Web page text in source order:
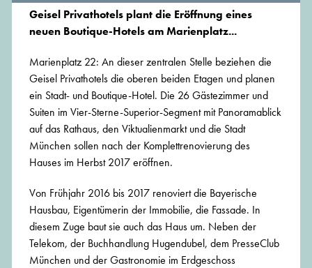
Geisel Privathotels plant die Eröffnung eines
neuen Boutique-Hotels am Marienplatz...
Marienplatz 22: An dieser zentralen Stelle beziehen die
Geisel Privathotels die oberen beiden Etagen und planen
ein Stadt- und Boutique-Hotel. Die 26 Gästezimmer und
Suiten im Vier-Sterne-Superior-Segment mit Panoramablick
auf das Rathaus, den Viktualienmarkt und die Stadt
München sollen nach der Komplettrenovierung des
Hauses im Herbst 2017 eröffnen.
Von Frühjahr 2016 bis 2017 renoviert die Bayerische
Hausbau, Eigentümerin der Immobilie, die Fassade. In
diesem Zuge baut sie auch das Haus um. Neben der
Telekom, der Buchhandlung Hugendubel, dem PresseClub
München und der Gastronomie im Erdgeschoss